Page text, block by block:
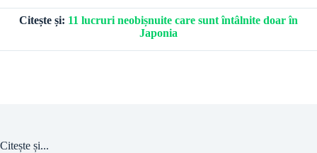
Citește și: 11 lucruri neobișnuite care sunt întâlnite doar în
Japonia
Citește și...